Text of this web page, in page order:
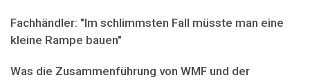
Fachhändler: "Im schlimmsten Fall müsste man eine
kleine Rampe bauen"
Was die Zusammenführung von WMF und der